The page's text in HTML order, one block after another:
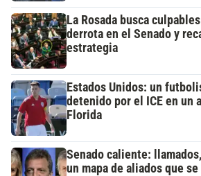
La Rosada busca
derrota en el Senado y
estrategia
Estados Unidos: un
detenido por el ICE en un
Florida
Senado caliente:
un mapa de aliados que